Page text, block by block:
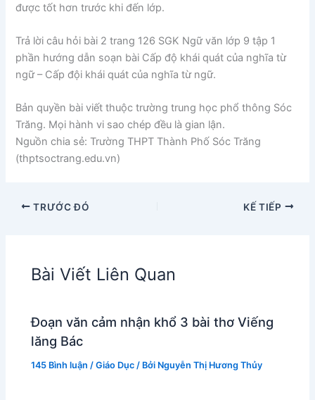
được tốt hơn trước khi đến lớp.
Trả lời câu hỏi bài 2 trang 126 SGK Ngữ văn lớp 9 tập 1
phần hướng dẫn soạn bài Cấp độ khái quát của nghĩa từ
ngữ – Cấp đội khái quát của nghĩa từ ngữ.
Bản quyền bài viết thuộc trường trung học phổ thông Sóc
Trăng. Mọi hành vi sao chép đều là gian lận.
Nguồn chia sẻ: Trường THPT Thành Phố Sóc Trăng
(thptsoctrang.edu.vn)
TRƯỚC ĐÓ KẾ TIẾP
Bài Viết Liên Quan
Đoạn văn cảm nhận khổ 3 bài thơ Viếng
lăng Bác
145 Bình luận /Giáo Dục / Bởi Nguyễn Thị Hương Thủy